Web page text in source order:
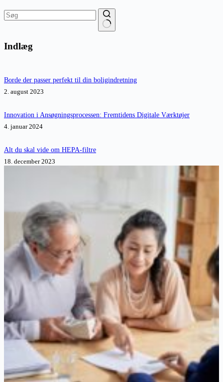
resultater
Indlæg
Borde der passer perfekt til din boligindretning
2. august 2023
Innovation i Ansøgningsprocessen: Fremtidens Digitale Værktøjer
4. januar 2024
Alt du skal vide om HEPA-filtre
18. december 2023